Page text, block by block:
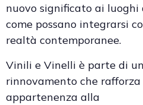
nuovo significato ai luoghi
come possano integrarsi
realtà contemporanee.
Vinili e Vinelli è parte di
rinnovamento che rafforza
appartenenza alla